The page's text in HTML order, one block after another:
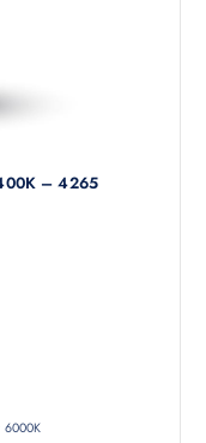
– 4265
6000K